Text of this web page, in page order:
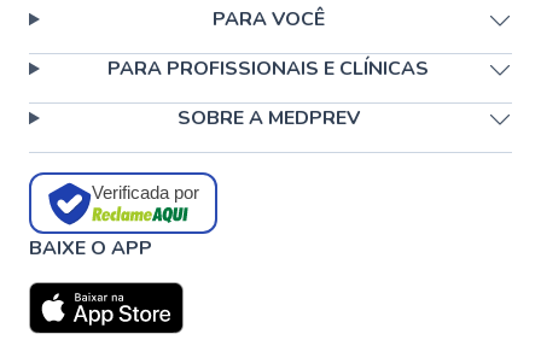
PARA VOCÊ
PARA PROFISSIONAIS E CLÍNICAS
SOBRE A MEDPREV
Verificada por
BAIXE O APP